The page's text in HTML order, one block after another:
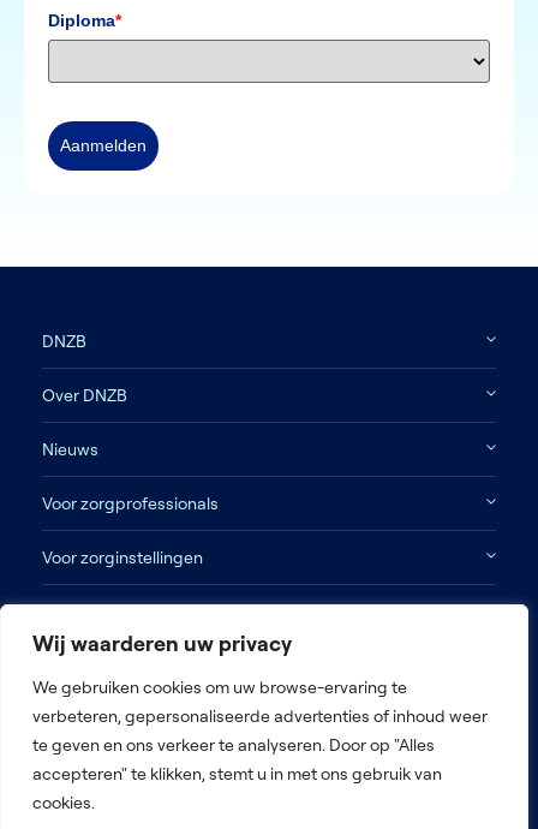
Wij waarderen uw privacy
We gebruiken cookies om uw browse-ervaring te
verbeteren, gepersonaliseerde advertenties of inhoud weer
te geven en ons verkeer te analyseren. Door op "Alles
accepteren" te klikken, stemt u in met ons gebruik van
cookies.
Diploma*
Aanmelden
DNZB
Over DNZB
Nieuws
Voor zorgprofessionals
Voor zorginstellingen
Contact
Disclaimer
Algemene voorwaarden
Privacy beleid
Antidiscriminatiebeleid